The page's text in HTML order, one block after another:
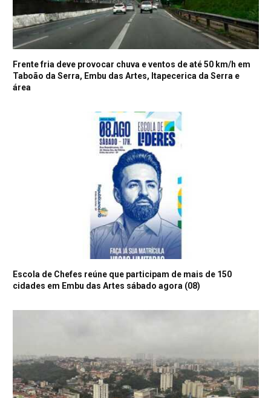
Frente fria deve provocar chuva e ventos de até 50 km/h em
Taboão da Serra, Embu das Artes, Itapecerica da Serra e
área
Escola de Chefes reúne que participam de mais de 150
cidades em Embu das Artes sábado agora (08)